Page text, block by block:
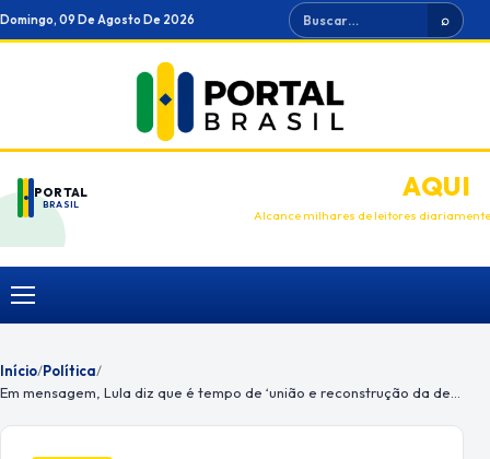
Ir
para
Domingo, 09 De Agosto De 2026 Buscar ⌕
PORTAL
BRASIL
ANUNCIEAQUI
Alcance milhares de leitores diariamente
Menu
Início/Política/